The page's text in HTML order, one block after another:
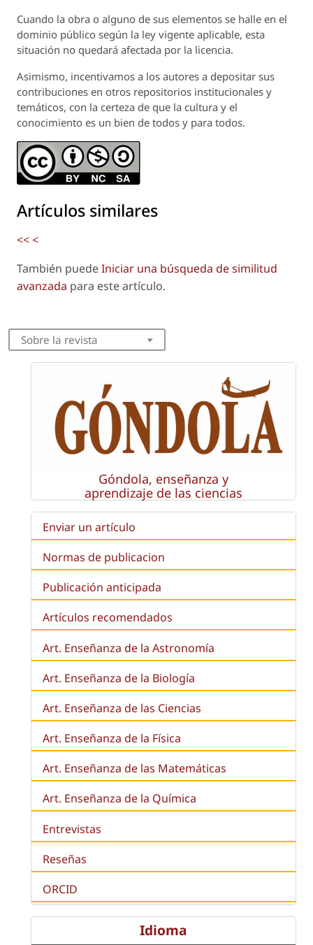
Cuando la obra o alguno de sus elementos se halle en el
dominio público según la ley vigente aplicable, esta
situación no quedará afectada por la licencia.
Asimismo, incentivamos a los autores a depositar sus
contribuciones en otros repositorios institucionales y
temáticos, con la certeza de que la cultura y el
conocimiento es un bien de todos y para todos.
Artículos similares
<<<
También puedeIniciar una búsqueda de similitud
avanzada para este artículo.
Sobre la revista
Góndola, enseñanza y
aprendizaje de las ciencias
Enviar un artículo
Normas de publicacion
Publicación anticipada
Artículos recomendados
Art. Enseñanza de la Astronomía
Art. Enseñanza de la Biología
Art. Enseñanza de las Ciencias
Art. Enseñanza de la Física
Art. Enseñanza de las Matemáticas
Art. Enseñanza de la Química
Entrevistas
Reseñas
ORCID
Idioma